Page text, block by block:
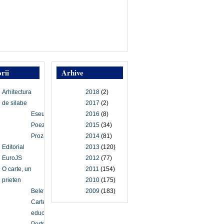
Arhive
2018 (2)
2017 (2)
2016 (8)
2015 (34)
2014 (81)
2013 (120)
2012 (77)
2011 (154)
2010 (175)
2009 (183)
Arhitectura
de silabe
Eseu
Poezie
Proză
Editorial
EuroJS
O carte, un
prieten
Beletristică
Carte
educațională